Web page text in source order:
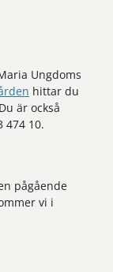
Ungdoms
hittar du
är också
474 10.
pågående
vi i